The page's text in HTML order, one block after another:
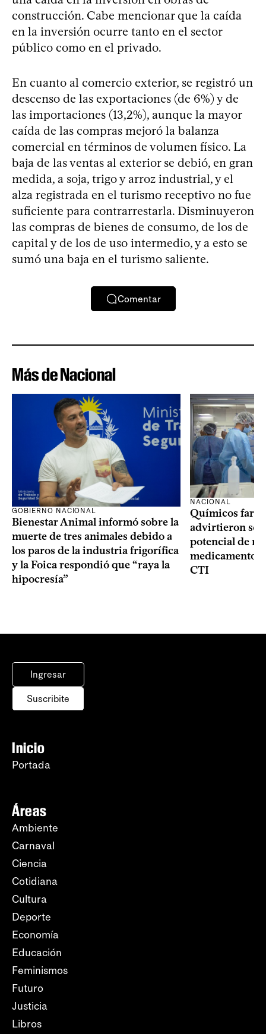
construcción. Cabe mencionar que la caída
en la inversión ocurre tanto en el sector
público como en el privado.
En cuanto al comercio exterior, se registró un
descenso de las exportaciones (de 6%) y de
las importaciones (13,2%), aunque la mayor
caída de las compras mejoró la balanza
comercial en términos de volumen físico. La
baja de las ventas al exterior se debió, en gran
medida, a soja, trigo y arroz industrial, y el
alza registrada en el turismo receptivo no fue
suficiente para contrarrestarla. Disminuyeron
las compras de bienes de consumo, de los de
capital y de los de uso intermedio, y a esto se
sumó una baja en el turismo saliente.
Comentar
Más de Nacional
GOBIERNO NACIONAL
Bienestar Animal informó sobre la
muerte de tres animales debido a
los paros de la industria frigorífica
y la Foica respondió que “raya la
hipocresía”
NACIONAL
Químicos
advirtieron
potencial de
medicamentos
CTI
Ingresar
Suscribite
Inicio
Portada
Áreas
Ambiente
Carnaval
Ciencia
Cotidiana
Cultura
Deporte
Economía
Educación
Feminismos
Futuro
Justicia
Libros